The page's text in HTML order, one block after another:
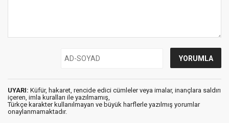
UYARI: Küfür, hakaret, rencide edici cümleler veya imalar, inançlara saldırı
içeren, imla kuralları ile yazılmamış,
Türkçe karakter kullanılmayan ve büyük harflerle yazılmış yorumlar
onaylanmamaktadır.